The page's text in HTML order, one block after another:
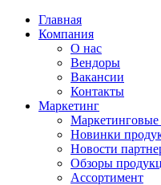
Главная
Компания
О нас
Вендоры
Вакансии
Контакты
Маркетинг
Маркетинговые
Новинки
Новости
Обзоры
Ассортимент